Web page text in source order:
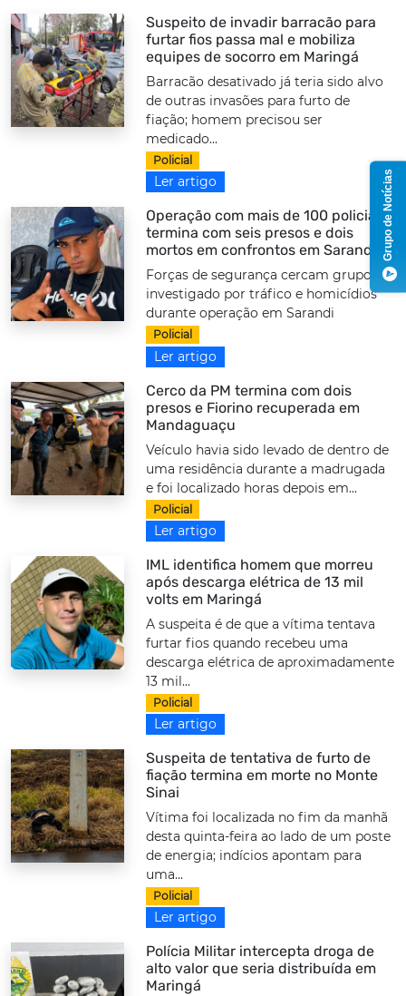
Suspeito de invadir barracão para
furtar fios passa mal e mobiliza
equipes de socorro em Maringá
Barracão desativado já teria sido alvo
de outras invasões para furto de
fiação; homem precisou ser
medicado...
Policial
Ler artigo
Operação com mais de 100 policiais
termina com seis presos e dois
mortos em confrontos em Sarandi
Forças de segurança cercam grupo
investigado por tráfico e homicídios
durante operação em Sarandi
Policial
Ler artigo
Cerco da PM termina com dois
presos e Fiorino recuperada em
Mandaguaçu
Veículo havia sido levado de dentro de
uma residência durante a madrugada
e foi localizado horas depois em...
Policial
Ler artigo
IML identifica homem que morreu
após descarga elétrica de 13 mil
volts em Maringá
A suspeita é de que a vítima tentava
furtar fios quando recebeu uma
descarga elétrica de aproximadamente
13 mil...
Policial
Ler artigo
Suspeita de tentativa de furto de
fiação termina em morte no Monte
Sinai
Vítima foi localizada no fim da manhã
desta quinta-feira ao lado de um poste
de energia; indícios apontam para
uma...
Policial
Ler artigo
Polícia Militar intercepta droga de
alto valor que seria distribuída em
Maringá
Grupo de Notícias